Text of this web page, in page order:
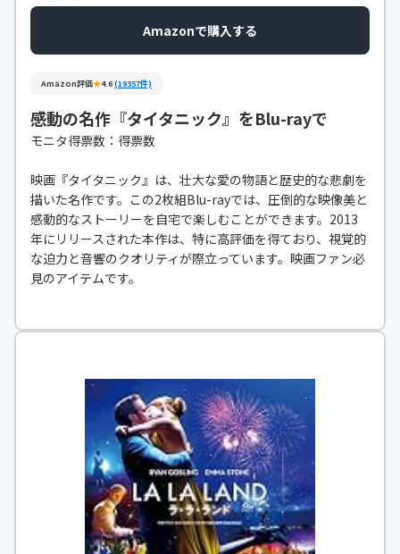
Amazonで購入する
Amazon評価★4.6(19357件)
感動の名作『タイタニック』をBlu-rayで
モニタ得票数：得票数
映画『タイタニック』は、壮大な愛の物語と歴史的な悲劇を
描いた名作です。この2枚組Blu-rayでは、圧倒的な映像美と
感動的なストーリーを自宅で楽しむことができます。2013
年にリリースされた本作は、特に高評価を得ており、視覚的
な迫力と音響のクオリティが際立っています。映画ファン必
見のアイテムです。